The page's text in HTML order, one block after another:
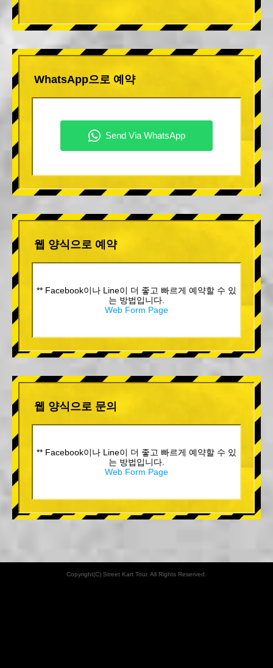
WhatsApp으로 예약
웹 양식으로 예약
** Facebook이나 Line이 더 좋고 빠르게 예약할 수 있
는 방법입니다.
Web Form Page
웹 양식으로 문의
** Facebook이나 Line이 더 좋고 빠르게 예약할 수 있
는 방법입니다.
Web Form Page
Copyright(C) Street Kart Tour. All Rights Reserved.